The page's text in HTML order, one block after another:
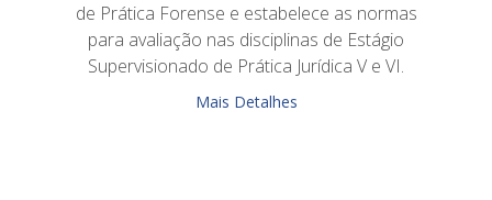
de Prática Forense e estabelece as normas
para avaliação nas disciplinas de Estágio
Supervisionado de Prática Jurídica V e VI.
Mais Detalhes